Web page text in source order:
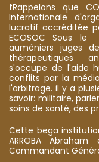
fRappelons que
Internationale
lucratif accréditée
ECOSOC Sous
aumôniers juges
thérapeutiques
s'occupe de l'aide
conflits par la
l'arbitrage. il y a
savoir: militaire,
soins de santé, des
Cette bega
ARROBA
Commandant